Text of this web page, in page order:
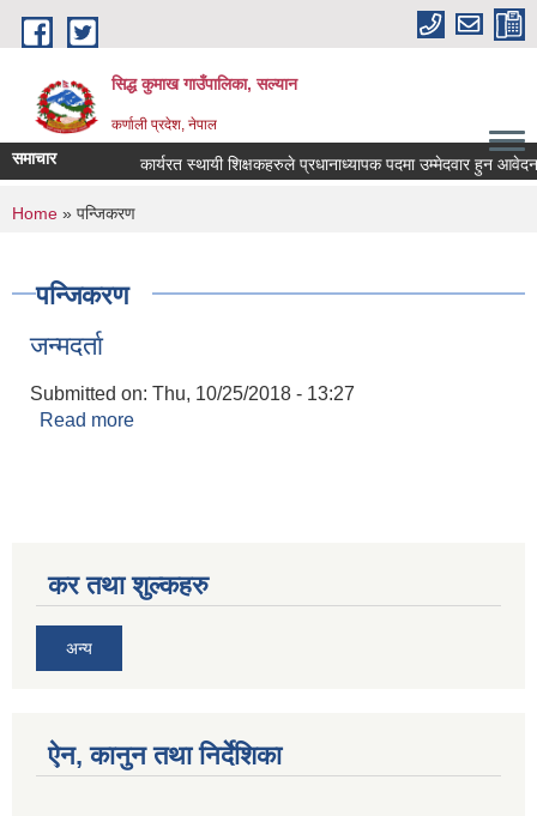
Skip to main content
सिद्ध कुमाख गाउँपालिका, सल्यान
कर्णाली प्रदेश, नेपाल
समाचार कार्यरत स्थायी शिक्षकहरुले प्रधानाध्यापक पदमा उम्मेदवार हुन आवेदन
You are here
Home » पन्जिकरण
पन्जिकरण
जन्मदर्ता
Submitted on: Thu, 10/25/2018 - 13:27
Read more
कर तथा शुल्कहरु
अन्य
ऐन, कानुन तथा निर्देशिका